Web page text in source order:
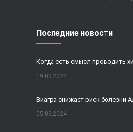
Последние новости
19.03.2024
05.03.2024